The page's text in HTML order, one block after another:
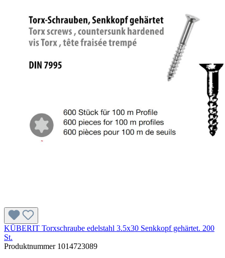
KÜBERIT Torxschraube edelstahl 3.5x30 Senkkopf gehärtet. 200
St.
Produktnummer 1014723089